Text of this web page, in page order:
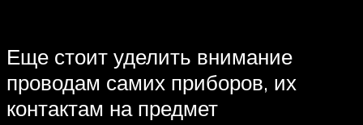
Еще стоит уделить внимание
проводам самих приборов, их
контактам на предмет